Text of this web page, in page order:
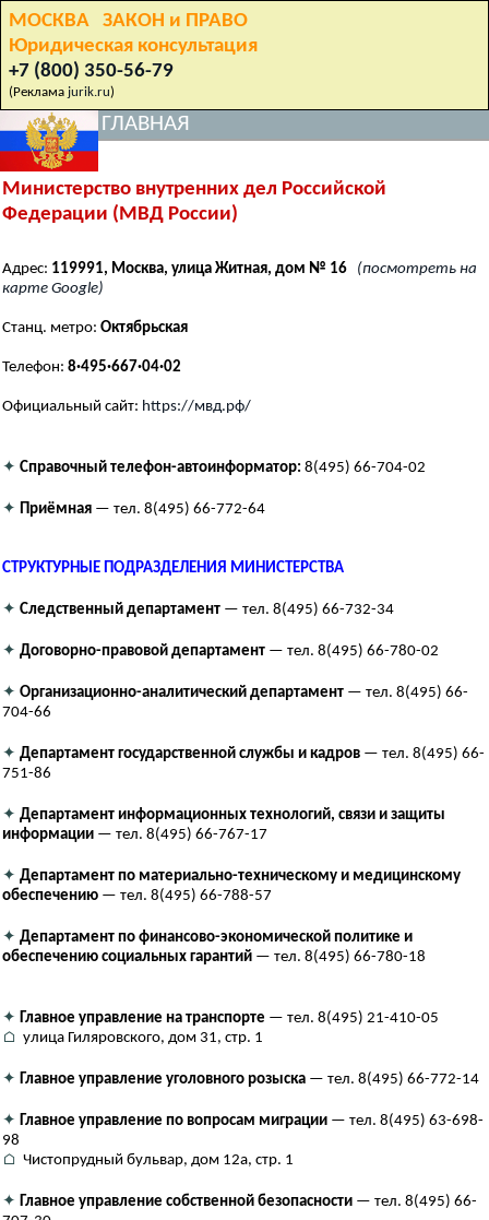
МОСКВА ЗАКОН и ПРАВО
Юридическая консультация
+7 (800) 350-56-79
(Реклама jurik.ru)
ГЛАВНАЯ
Министерство внутренних дел Российской
Федерации (МВД России)
Адрес: 119991, Москва, улица Житная, дом № 16
(посмотреть на
карте Google)
Станц. метро: Октябрьская
Телефон: 8·495·667·04·02
Официальный сайт: https://мвд.рф/
✦ Справочный телефон-автоинформатор: 8(495) 66-704-02
✦ Приёмная — тел. 8(495) 66-772-64
СТРУКТУРНЫЕ ПОДРАЗДЕЛЕНИЯ МИНИСТЕРСТВА
✦ Следственный департамент — тел. 8(495) 66-732-34
✦ Договорно-правовой департамент — тел. 8(495) 66-780-02
✦ Организационно-аналитический департамент — тел. 8(495) 66-
704-66
✦ Департамент государственной службы и кадров — тел. 8(495) 66-
751-86
✦ Департамент информационных технологий, связи и защиты
информации — тел. 8(495) 66-767-17
✦ Департамент по материально-техническому и медицинскому
обеспечению — тел. 8(495) 66-788-57
✦ Департамент по финансово-экономической политике и
обеспечению социальных гарантий — тел. 8(495) 66-780-18
✦ Главное управление на транспорте — тел. 8(495) 21-410-05
⌂ улица Гиляровского, дом 31, стр. 1
✦ Главное управление уголовного розыска — тел. 8(495) 66-772-14
✦ Главное управление по вопросам миграции — тел. 8(495) 63-698-
98
⌂ Чистопрудный бульвар, дом 12а, стр. 1
✦ Главное управление собственной безопасности — тел. 8(495) 66-